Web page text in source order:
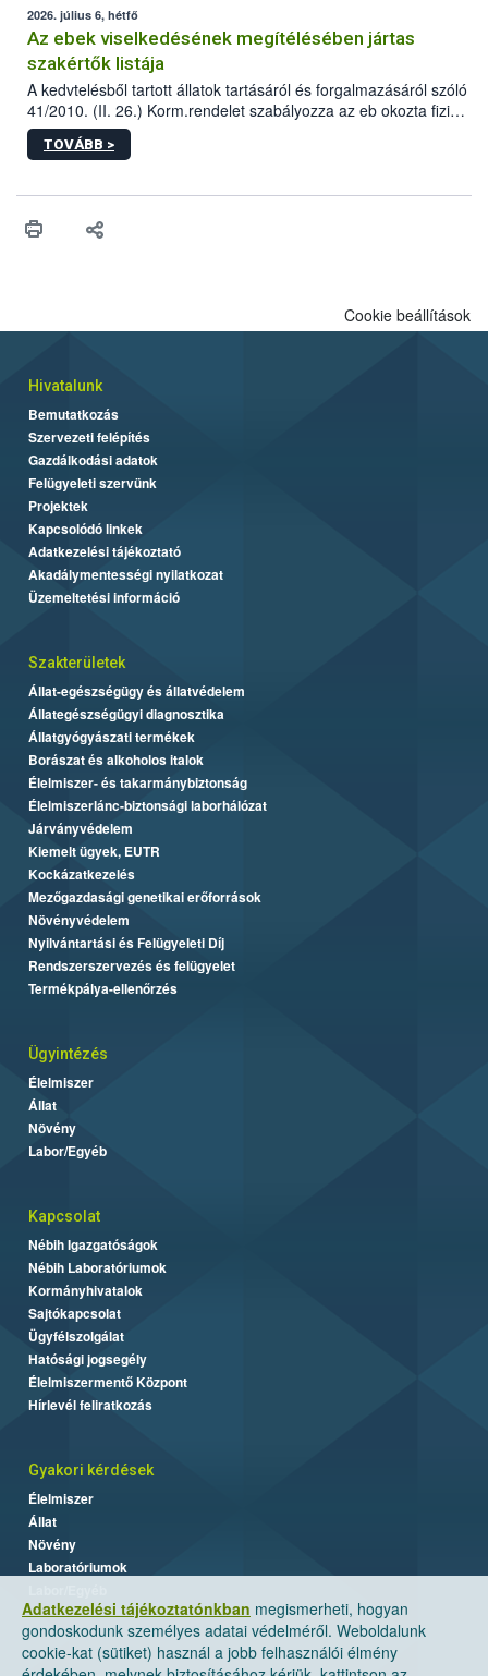
2026. július 6, hétfő
Az ebek viselkedésének megítélésében jártas
szakértők listája
A kedvtelésből tartott állatok tartásáról és forgalmazásáról szóló
41/2010. (II. 26.) Korm.rendelet szabályozza az eb okozta fizikai
sérülés, illetve ennek veszélye keletkezésekor felmerülő
hatósági feladatokat, valamint a veszélyes eb tartását és annak
vonni az ebek viselkedésének megítélésében jártas szakértőt.
TOVÁBB >
Adatkezelési tájékoztatónkban megismerheti, hogyan
gondoskodunk személyes adatai védelméről. Weboldalunk
cookie-kat (sütiket) használ a jobb felhasználói élmény
Cookie beállítások
Hivatalunk
Bemutatkozás
Szervezeti felépítés
Gazdálkodási adatok
Felügyeleti szervünk
Projektek
Kapcsolódó linkek
Adatkezelési tájékoztató
Akadálymentességi nyilatkozat
Üzemeltetési információ
Szakterületek
Állat-egészségügy és állatvédelem
Állategészségügyi diagnosztika
Állatgyógyászati termékek
Borászat és alkoholos italok
Élelmiszer- és takarmánybiztonság
Élelmiszerlánc-biztonsági laborhálózat
Járványvédelem
Kiemelt ügyek, EUTR
Kockázatkezelés
Mezőgazdasági genetikai erőforrások
Növényvédelem
Nyilvántartási és Felügyeleti Díj
Rendszerszervezés és felügyelet
Termékpálya-ellenőrzés
Ügyintézés
Élelmiszer
Állat
Növény
Labor/Egyéb
Kapcsolat
Nébih Igazgatóságok
Nébih Laboratóriumok
Kormányhivatalok
Sajtókapcsolat
Ügyfélszolgálat
Hatósági jogsegély
Élelmiszermentő Központ
Hírlevél feliratkozás
Gyakori kérdések
Élelmiszer
Állat
Növény
Laboratóriumok